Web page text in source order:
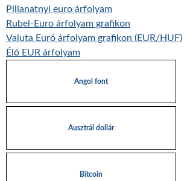
Pillanatnyi euro árfolyam
Rubel-Euro árfolyam grafikon
Valuta Euró árfolyam grafikon (EUR/HUF)
Élő EUR árfolyam
Angol font
Ausztrál dollár
Bitcoin